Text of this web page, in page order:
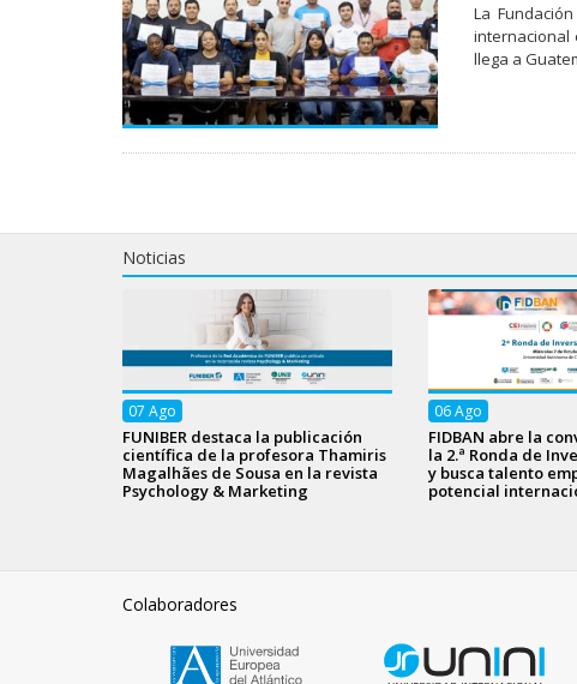
La
internacional
llega a
Noticias
07 Ago
FUNIBER destaca la publicación
científica de la profesora Thamiris
Magalhães de Sousa en la revista
Psychology & Marketing
06Ago
FIDBAN abre la
la 2.ª Ronda de
y busca talento
potencial
Colaboradores